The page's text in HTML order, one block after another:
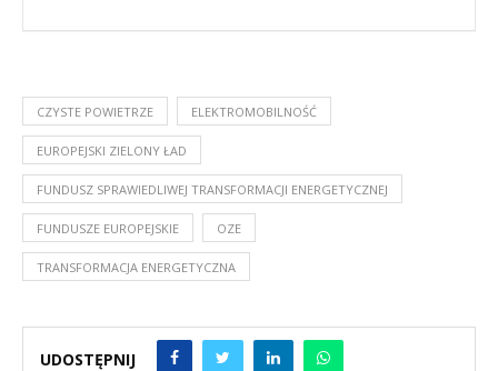
CZYSTE POWIETRZE ELEKTROMOBILNOŚĆ
EUROPEJSKI ZIELONY ŁAD
FUNDUSZ SPRAWIEDLIWEJ TRANSFORMACJI ENERGETYCZNEJ
FUNDUSZE EUROPEJSKIE OZE
TRANSFORMACJA ENERGETYCZNA
UDOSTĘPNIJ